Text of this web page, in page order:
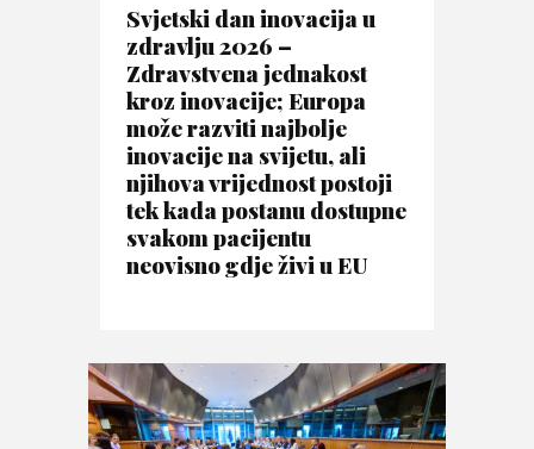
Svjetski dan inovacija u
zdravlju 2026 –
Zdravstvena jednakost
kroz inovacije; Europa
može razviti najbolje
inovacije na svijetu, ali
njihova vrijednost postoji
tek kada postanu dostupne
svakom pacijentu
neovisno gdje živi u EU